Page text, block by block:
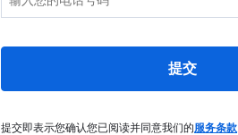
提交
提交即表示您确认您已阅读并同意我们的服务条款